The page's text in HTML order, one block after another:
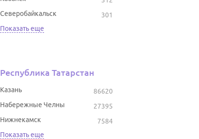
301
Северобайкальск
Показать еще
Республика Татарстан
86620
Казань
27395
Набережные Челны
7584
Нижнекамск
Показать еще